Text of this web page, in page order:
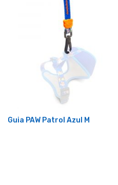
Guia PAW Patrol Azul M